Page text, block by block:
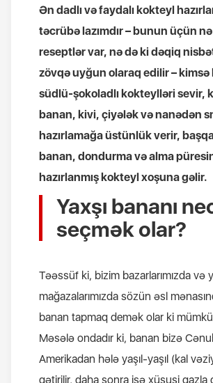
Ən dadlı və faydalı kokteyl
təcrübə lazımdır – bunun üçün
reseptlər var, nə də ki dəqiq
zövqə uyğun olaraq edilir – kimsə
südlü-şokoladlı kokteylləri sevir,
banan, kivi, çiyələk və nanədən
hazırlamağa üstünlük verir,
banan, dondurma və alma
hazırlanmış kokteyl xoşuna gəlir.
Yaxşı bananı
seçmək olar?
Təəssüf ki, bizim bazarlarımızda və
mağazalarımızda sözün əsl
banan tapmaq demək olar ki
Məsələ ondadır ki, banan bizə
Amerikadan hələ yaşıl-yaşıl (kal
gətirilir, daha sonra isə xüsusi qazla